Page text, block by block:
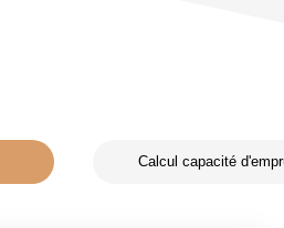
Calcul capacité